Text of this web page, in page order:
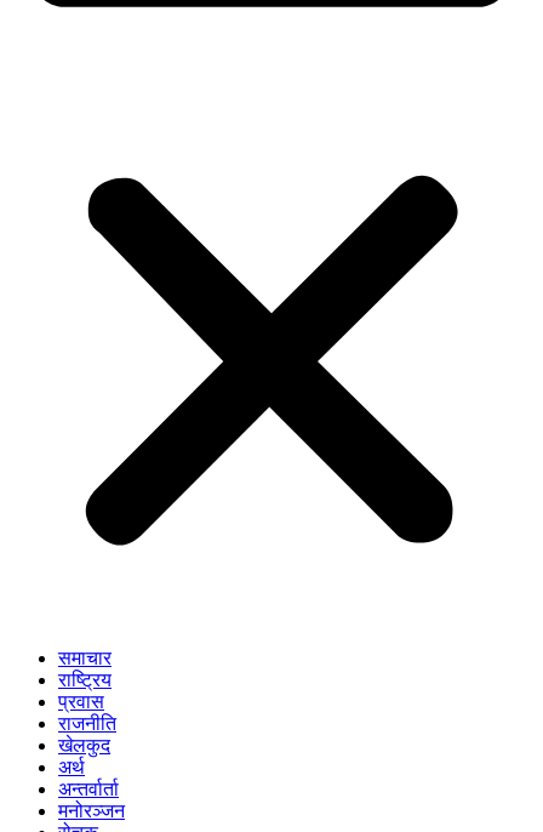
समाचार
राष्ट्रिय
प्रवास
राजनीति
खेलकुद
अर्थ
अन्तर्वार्ता
मनोरञ्जन